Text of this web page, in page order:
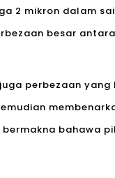
2 mikron dalam
besar
perbezaan yang
bahawa